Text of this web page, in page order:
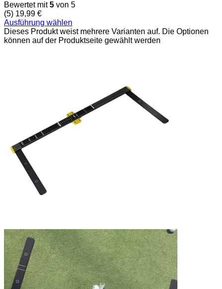
Bewertet mit5 von 5
(5) 19,99 €
Ausführung wählen
Dieses Produkt weist mehrere Varianten auf. Die Optionen
können auf der Produktseite gewählt werden